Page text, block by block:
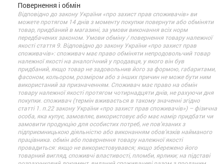
Повернення і обмін
Відповідно до закону України «про захист прав споживачів» ви
можете протягом 14 днів з моменту покупки повернути або обміняти
товар, придбаний в магазині, за умови виконання всіх норм
передбачених законом. Умови обміну / повернення товару належної
якості стаття 9. Відповідно до закону України «про захист прав
споживачів»: споживач має право обміняти непродовольчий товар
належної якості на аналогічний у продавця, у якого він був
придбаний, якщо товар не задовольнив його за формою, габаритами,
фасоном, кольором, розміром або з інших причин не може бути ним
використаний за призначенням. Споживач має право на обмін
товару належної якості протягом чотирнадцяти днів, не рахуючи дня
покупки. споживач (термін вживається в такому значенні згідно
статті 1. п.22 закону України «про захист прав споживачів») – фізична
особа, яка купує, замовляє, використовує або має намір придбати чи
замовити продукцію для особистих потреб, не пов’язаних з
підприємницькою діяльністю або виконанням обов’язків найманого
працівника. обмін або повернення товару належної якості
провадиться: якщо не використовувався; якщо збережено його
товарний вигляд, споживчі властивості, пломби, ярлики; на підставі